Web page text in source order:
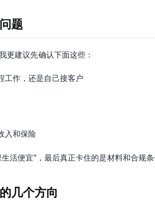
本当短期体验地，这种路径可以看；如果你想长期
题
更建议先确认下面这些：
工作，还是自己接客户
入和保险
活便宜”，最后真正卡住的是材料和合规条
几个方向